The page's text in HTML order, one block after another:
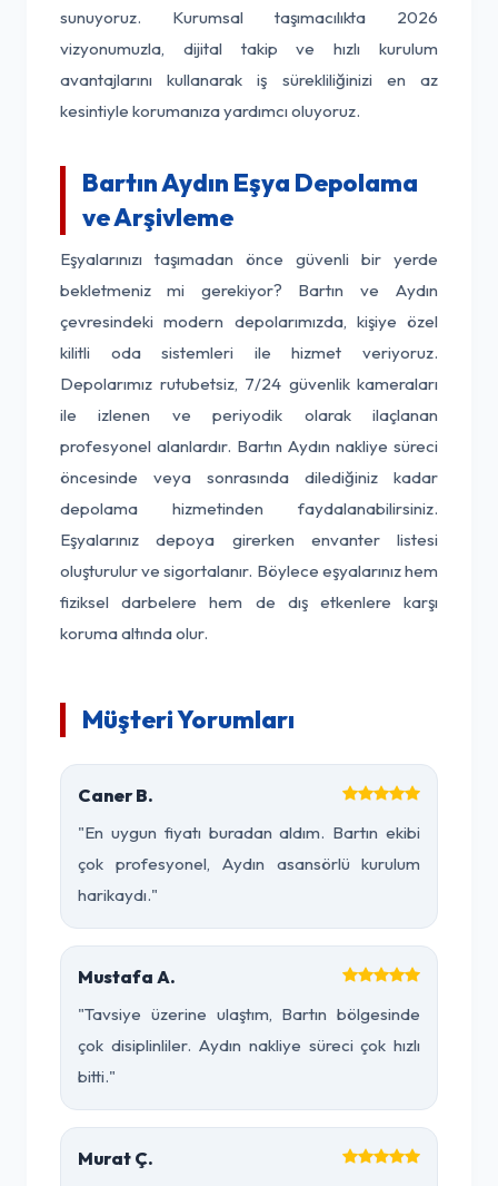
sunuyoruz. Kurumsal taşımacılıkta 2026
vizyonumuzla, dijital takip ve hızlı kurulum
avantajlarını kullanarak iş sürekliliğinizi en az
kesintiyle korumanıza yardımcı oluyoruz.
Bartın Aydın Eşya Depolama
ve Arşivleme
Eşyalarınızı taşımadan önce güvenli bir yerde
bekletmeniz mi gerekiyor? Bartın ve Aydın
çevresindeki modern depolarımızda, kişiye özel
kilitli oda sistemleri ile hizmet veriyoruz.
Depolarımız rutubetsiz, 7/24 güvenlik kameraları
ile izlenen ve periyodik olarak ilaçlanan
profesyonel alanlardır. Bartın Aydın nakliye süreci
öncesinde veya sonrasında dilediğiniz kadar
depolama hizmetinden faydalanabilirsiniz.
Eşyalarınız depoya girerken envanter listesi
oluşturulur ve sigortalanır. Böylece eşyalarınız hem
fiziksel darbelere hem de dış etkenlere karşı
koruma altında olur.
Müşteri Yorumları
Caner B.
"En uygun fiyatı buradan aldım. Bartın ekibi
çok profesyonel, Aydın asansörlü kurulum
harikaydı."
Mustafa A.
"Tavsiye üzerine ulaştım, Bartın bölgesinde
çok disiplinliler. Aydın nakliye süreci çok hızlı
bitti."
Murat Ç.